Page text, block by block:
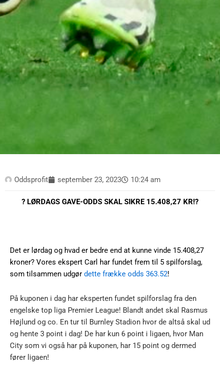
Oddsprofit september 23, 2023 10:24 am
? LØRDAGS GAVE-ODDS SKAL SIKRE 15.408,27 KR!?
Det er lørdag og hvad er bedre end at kunne vinde 15.408,27
kroner? Vores ekspert Carl har fundet frem til 5 spilforslag,
som tilsammen udgør dette frække odds 363.52!
På kuponen i dag har eksperten fundet spilforslag fra den
engelske top liga Premier League! Blandt andet skal Rasmus
Højlund og co. En tur til Burnley Stadion hvor de altså skal ud
og hente 3 point i dag! De har kun 6 point i ligaen, hvor Man
City som vi også har på kuponen, har 15 point og dermed
fører ligaen!